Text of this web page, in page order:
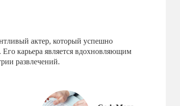
актер, который успешно
карьера является вдохновляющим
развлечений.